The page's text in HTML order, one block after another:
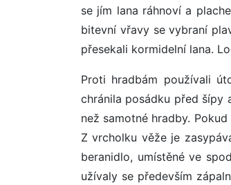
se jím lana ráhnoví a
bitevní vřavy se vybraní
přesekali kormidelní lana.
Proti hradbám používali
chránila posádku před šípy
než samotné hradby.
Z vrcholku věže je
beranidlo, umístěné ve
užívaly se především